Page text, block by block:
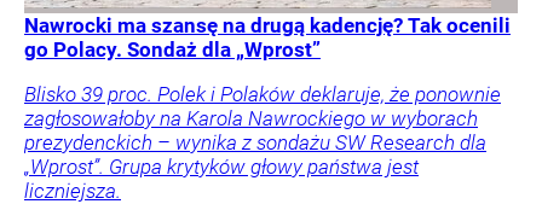
Nawrocki ma szansę na drugą kadencję? Tak ocenili
go Polacy. Sondaż dla „Wprost”
Blisko 39 proc. Polek i Polaków deklaruje, że ponownie
zagłosowałoby na Karola Nawrockiego w wyborach
prezydenckich – wynika z sondażu SW Research dla
„Wprost”. Grupa krytyków głowy państwa jest
liczniejsza.